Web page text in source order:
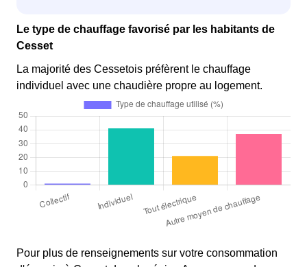
Le type de chauffage favorisé par les habitants de
Cesset
La majorité des Cessetois préfèrent le chauffage
individuel avec une chaudière propre au logement.
Pour plus de renseignements sur votre consommation